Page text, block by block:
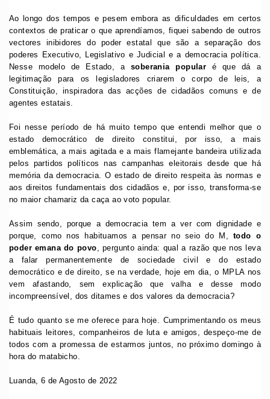
Ao longo dos tempos e pesem embora as dificuldades em certos
contextos de praticar o que aprendíamos, fiquei sabendo de outros
vectores inibidores do poder estatal que são a separação dos
poderes Executivo, Legislativo e Judicial e a democracia política.
Nesse modelo de Estado, asoberania popular é que dá a
legitimação para os legisladores criarem o corpo de leis, a
Constituição, inspiradora das acções de cidadãos comuns e de
agentes estatais.
Foi nesse período de há muito tempo que entendi melhor que o
estado democrático de direito constitui, por isso, a mais
emblemática, a mais agitada e a mais flamejante bandeira utilizada
pelos partidos políticos nas campanhas eleitorais desde que há
memória da democracia. O estado de direito respeita às normas e
aos direitos fundamentais dos cidadãos e, por isso, transforma-se
no maior chamariz da caça ao voto popular.
Assim sendo, porque a democracia tem a ver com dignidade e
porque, como nos habituamos a pensar no seio do M, todo o
poder emana do povo, pergunto ainda: qual a razão que nos leva
a falar permanentemente de sociedade civil e do estado
democrático e de direito, se na verdade, hoje em dia, o MPLA nos
vem afastando, sem explicação que valha e desse modo
incompreensível, dos ditames e dos valores da democracia?
É tudo quanto se me oferece para hoje. Cumprimentando os meus
habituais leitores, companheiros de luta e amigos, despeço-me de
todos com a promessa de estarmos juntos, no próximo domingo à
hora do matabicho.
Luanda, 6 de Agosto de 2022